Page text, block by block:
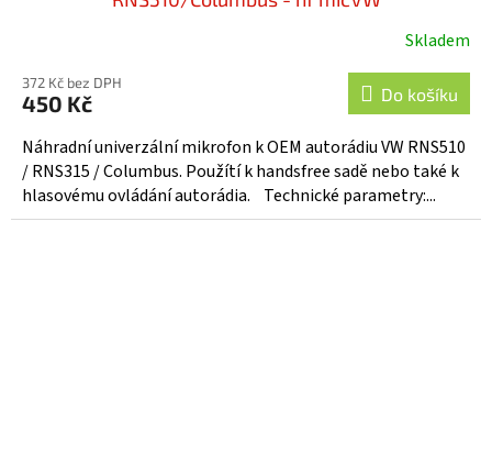
Skladem
372 Kč bez DPH
450 Kč Do košíku
Náhradní univerzální mikrofon k OEM autorádiu VW RNS510
/ RNS315 / Columbus. Použítí k handsfree sadě nebo také k
hlasovému ovládání autorádia. Technické parametry:...